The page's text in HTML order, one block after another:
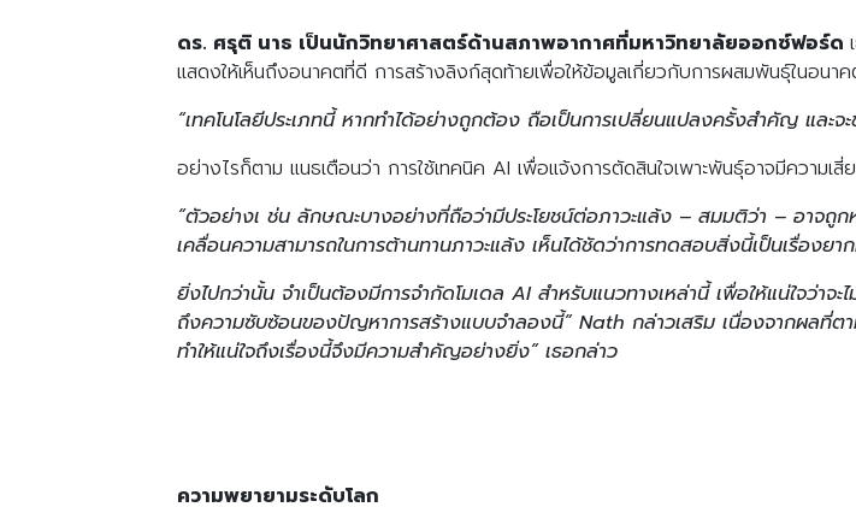
ดร. ศรุติ นาธ เป็นนักวิทยาศาสตร์ด้านสภาพอากาศที่มหาวิทยาลัยออกซ์ฟอร์ด
แสดงให้เห็นถึงอนาคตที่ดี การสร้างลิงก์สุดท้ายเพื่อให้ข้อมูลเกี่ยวกับการผสมพันธุ์ในอน
“เทคโนโลยีประเภทนี้ หากทำได้อย่างถูกต้อง ถือเป็นการเปลี่ยนแปลงครั้งสำคัญ และ
อย่างไรก็ตาม แนธเตือนว่า การใช้เทคนิค AI เพื่อแจ้งการตัดสินใจเพาะพันธุ์อาจมีความเสี่
“ตัวอย่างเ ช่น ลักษณะบางอย่างที่ถือว่ามีประโยชน์ต่อภาวะแล้ง – สมมติว่า – อาจ
เคลื่อนความสามารถในการต้านทานภาวะแล้ง เห็นได้ชัดว่าการทดสอบสิ่งนี้เป็นเรื่อง
ยิ่งไปกว่านั้น จำเป็นต้องมีการจำกัดโมเดล AI สำหรับแนวทางเหล่านี้ เพื่อให้แน่ใจว่า
ถึงความซับซ้อนของปัญหาการสร้างแบบจำลองนี้” Nath กล่าวเสริม เนื่องจากผลที่
ทำให้แน่ใจถึงเรื่องนี้จึงมีความสำคัญอย่างยิ่ง” เธอกล่าว
ความพยายามระดับโลก